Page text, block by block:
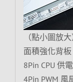
（點小圖放
面積強化背
8Pin CPU 供
4Pin PWM 風